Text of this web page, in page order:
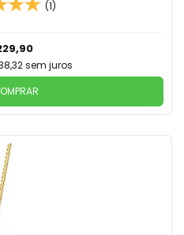
(1)
sem juros